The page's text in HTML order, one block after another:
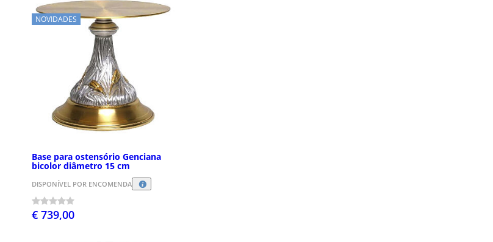
NOVIDADES
Base para ostensório Genciana
bicolor diâmetro 15 cm
DISPONÍVEL POR ENCOMENDA
€ 739,00